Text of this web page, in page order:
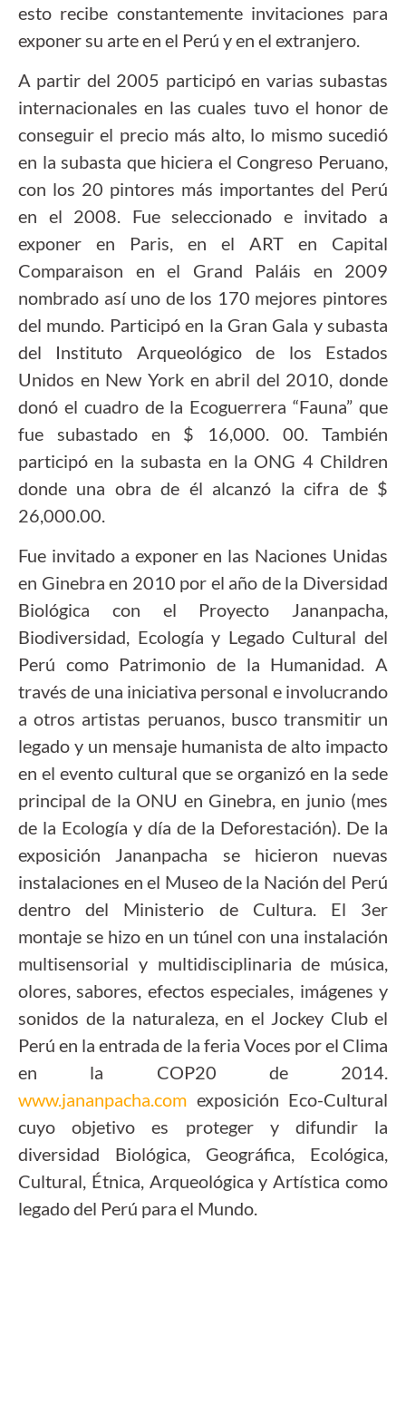
esto recibe constantemente invitaciones para
exponer su arte en el Perú y en el extranjero.
A partir del 2005 participó en varias subastas
internacionales en las cuales tuvo el honor de
conseguir el precio más alto, lo mismo sucedió
en la subasta que hiciera el Congreso Peruano,
con los 20 pintores más importantes del Perú
en el 2008. Fue seleccionado e invitado a
exponer en Paris, en el ART en Capital
Comparaison en el Grand Paláis en 2009
nombrado así uno de los 170 mejores pintores
del mundo. Participó en la Gran Gala y subasta
del Instituto Arqueológico de los Estados
Unidos en New York en abril del 2010, donde
donó el cuadro de la Ecoguerrera “Fauna” que
fue subastado en $ 16,000. 00. También
participó en la subasta en la ONG 4 Children
donde una obra de él alcanzó la cifra de $
26,000.00.
Fue invitado a exponer en las Naciones Unidas
en Ginebra en 2010 por el año de la Diversidad
Biológica con el Proyecto Jananpacha,
Biodiversidad, Ecología y Legado Cultural del
Perú como Patrimonio de la Humanidad. A
través de una iniciativa personal e involucrando
a otros artistas peruanos, busco transmitir un
legado y un mensaje humanista de alto impacto
en el evento cultural que se organizó en la sede
principal de la ONU en Ginebra, en junio (mes
de la Ecología y día de la Deforestación). De la
exposición Jananpacha se hicieron nuevas
instalaciones en el Museo de la Nación del Perú
dentro del Ministerio de Cultura. El 3er
montaje se hizo en un túnel con una instalación
multisensorial y multidisciplinaria de música,
olores, sabores, efectos especiales, imágenes y
sonidos de la naturaleza, en el Jockey Club el
Perú en la entrada de la feria Voces por el Clima
en la COP20 de 2014.
www.jananpacha.com exposición Eco-Cultural
cuyo objetivo es proteger y difundir la
diversidad Biológica, Geográfica, Ecológica,
Cultural, Étnica, Arqueológica y Artística como
legado del Perú para el Mundo.